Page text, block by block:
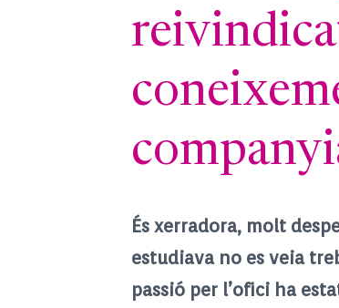
És xerradora, molt
estudiava no es veia
passió per l’ofici ha